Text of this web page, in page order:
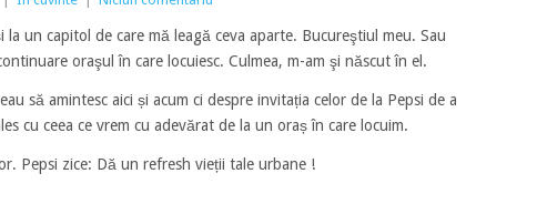
un capitol de care mă leagă ceva aparte. Bucureştiul meu. Sau
oraşul în care locuiesc. Culmea, m-am şi născut în el.
să amintesc aici și acum ci despre invitația celor de la Pepsi de a
cu ceea ce vrem cu adevărat de la un oraș în care locuim.
Pepsi zice: Dă un refresh vieții tale urbane !